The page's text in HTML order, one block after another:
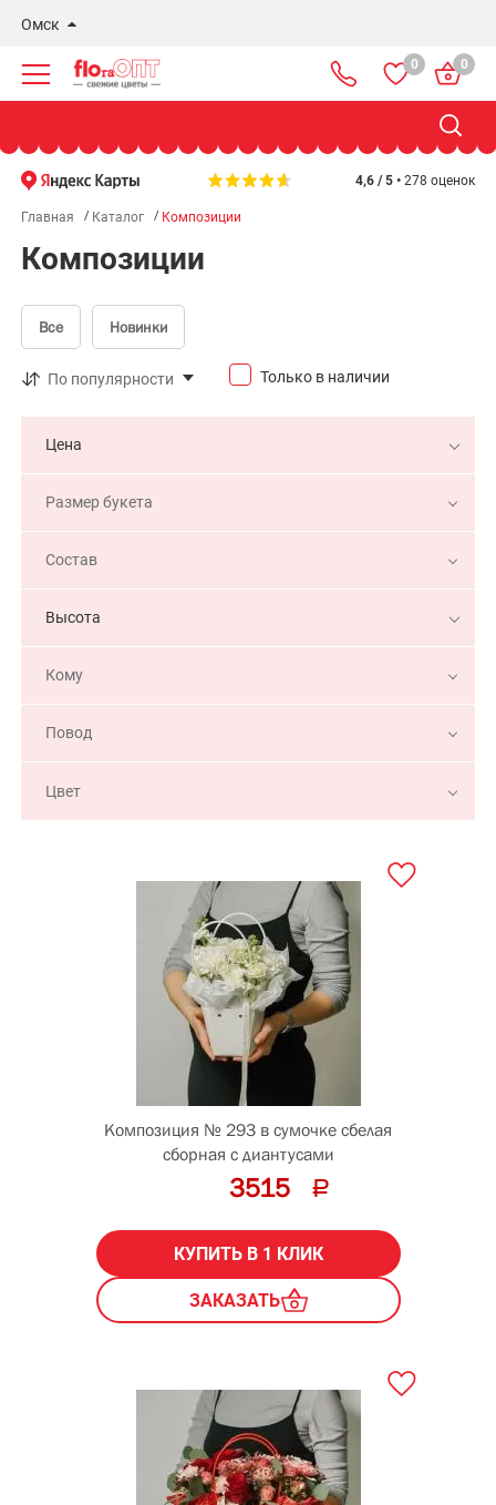
Омск
Новосибирск
Бердск
0 0
4,6 / 5 • 278 оценок
Главная Каталог Композиции
Композиции
Все Новинки
По популярности Только в наличии
Цена
Размер букета
Состав
Высота
Кому
Повод
Цвет
Композиция № 293 в сумочке сбелая
сборная с диантусами
3515
КУПИТЬ В 1 КЛИК
ЗАКАЗАТЬ